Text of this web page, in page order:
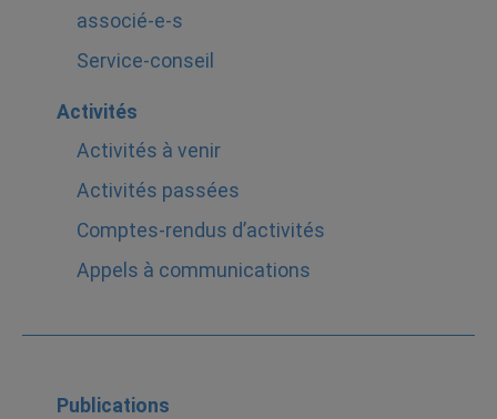
associé-e-s
Service-conseil
Activités
Activités à venir
Activités passées
Comptes-rendus d’activités
Appels à communications
Publications